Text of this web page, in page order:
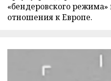
«бендеровского режима»
отношения к Европе.